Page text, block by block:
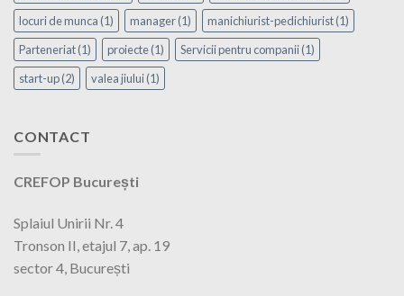
locuri de munca (1) manager(1) manichiurist-pedichiurist(1)
Parteneriat(1) proiecte(1) Servicii pentru companii(1)
start-up(2) valea jiului(1)
CONTACT
CREFOP București
Splaiul Unirii Nr. 4
Tronson II, etajul 7, ap. 19
sector 4, București